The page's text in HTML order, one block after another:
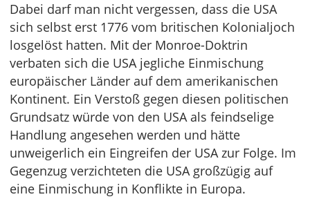
Dabei darf man nicht vergessen, dass die USA
sich selbst erst 1776 vom britischen Kolonialjoch
losgelöst hatten. Mit der Monroe-Doktrin
verbaten sich die USA jegliche Einmischung
europäischer Länder auf dem amerikanischen
Kontinent. Ein Verstoß gegen diesen politischen
Grundsatz würde von den USA als feindselige
Handlung angesehen werden und hätte
unweigerlich ein Eingreifen der USA zur Folge. Im
Gegenzug verzichteten die USA großzügig auf
eine Einmischung in Konflikte in Europa.